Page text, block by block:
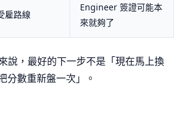
雇路線
Engineer 簽證可能本
來就夠了
說，最好的下一步不是「現在馬上換
分數重新盤一次」。